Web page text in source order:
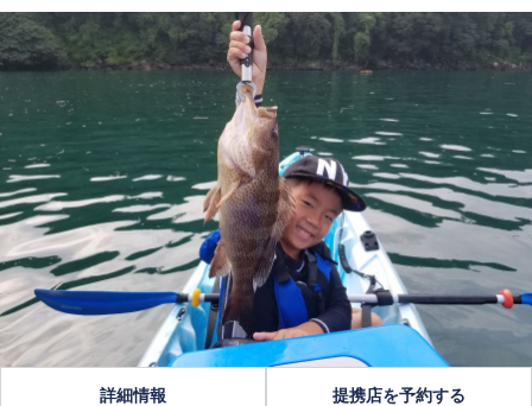
詳細情報 提携店を予約する